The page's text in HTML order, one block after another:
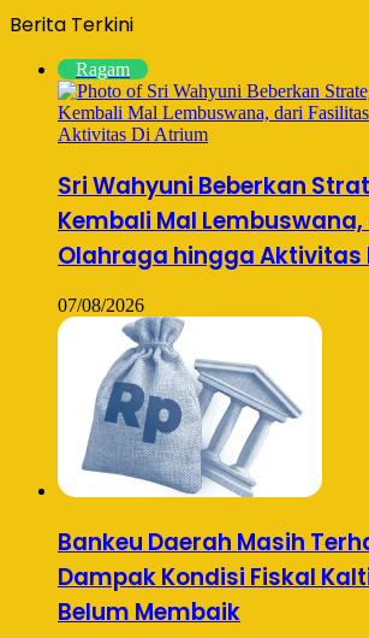
Berita Terkini
Ragam
Sri Wahyuni Beberkan
Kembali Mal
Olahraga hingga Aktivitas
07/08/2026
Bankeu Daerah Masih
Dampak Kondisi Fiskal
Belum Membaik